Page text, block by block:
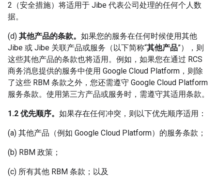
2（安全措施）将适用于 Jibe 代表公司处理的任何个人数
据。
(d) 其他产品的条款。 如果您的服务在任何时候使用其他
Jibe 或 Jibe 关联产品或服务（以下简称“其他产品”），则
这些其他产品的条款也将适用。例如，如果您在通过 RCS
商务消息提供的服务中使用 Google Cloud Platform，则除
了这些 RBM 条款之外，您还需遵守 Google Cloud Platform
服务条款。使用第三方产品或服务时，需遵守其适用条款。
1.2 优先顺序。 如果存在任何冲突，则以下优先顺序适用：
(a) 其他产品（例如 Google Cloud Platform）的服务条款；
(b) RBM 政策；
(c) 所有其他 RBM 条款；以及